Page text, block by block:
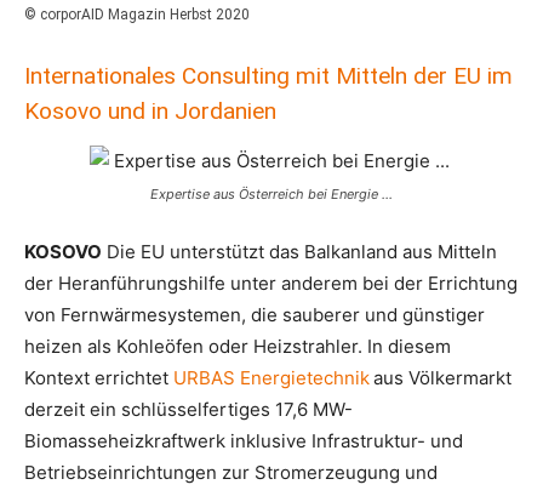
© corporAID Magazin Herbst 2020
Internationales Consulting mit Mitteln der EU im
Kosovo und in Jordanien
Expertise aus Österreich bei Energie …
KOSOVO Die EU unterstützt das Balkanland aus Mitteln
der Heranführungshilfe unter anderem bei der Errichtung
von Fernwärmesystemen, die sauberer und günstiger
heizen als Kohleöfen oder Heizstrahler. In diesem
Kontext errichtet URBAS Energietechnikaus Völkermarkt
derzeit ein schlüsselfertiges 17,6 MW-
Biomasseheizkraftwerk inklusive Infrastruktur- und
Betriebseinrichtungen zur Stromerzeugung und